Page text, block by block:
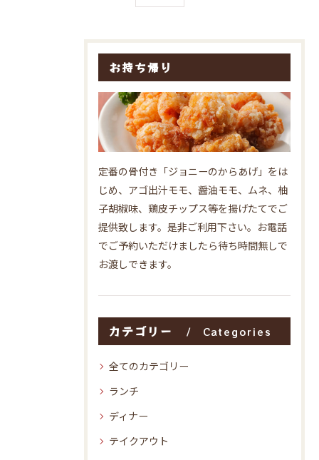
お持ち帰り
定番の骨付き「ジョニーのからあげ」をは
じめ、アゴ出汁モモ、醤油モモ、ムネ、柚
子胡椒味、鶏皮チップス等を揚げたてでご
提供致します。是非ご利用下さい。お電話
でご予約いただけましたら待ち時間無しで
お渡しできます。
カテゴリー Categories
全てのカテゴリー
ランチ
ディナー
テイクアウト